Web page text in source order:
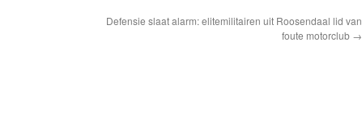
Defensie slaat alarm: elitemilitairen uit Roosendaal lid van
foute motorclub →